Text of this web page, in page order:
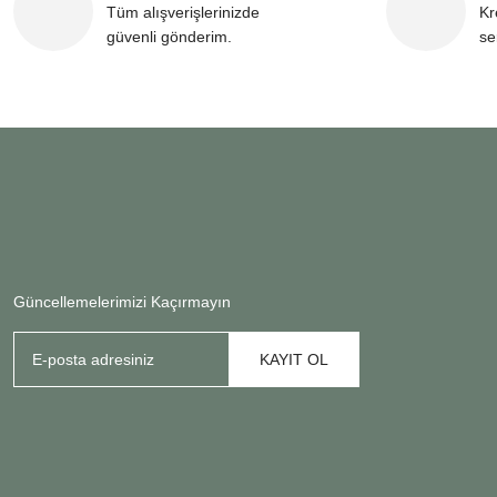
Tüm alışverişlerinizde
güvenli gönderim.
Güncellemelerimizi Kaçırmayın
KAYIT OL